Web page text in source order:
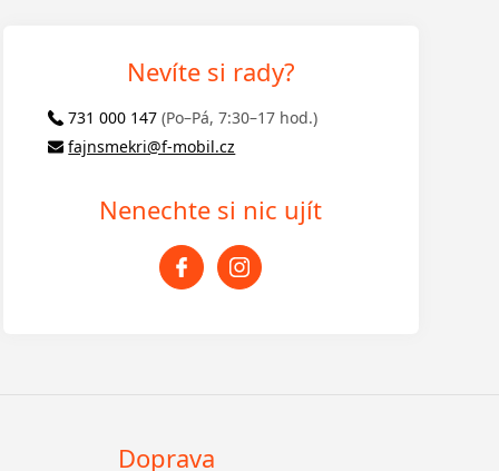
Nevíte si rady?
731 000 147 (Po–Pá, 7:30–17 hod.)
fajnsmekri@f-mobil.cz
Nenechte si nic ujít
Doprava